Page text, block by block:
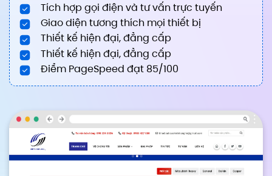
Tích hợp gọi điện và tư vấn trực tuyến
Giao diện tương thích mọi thiết bị
Thiết kế hiện đại, đẳng cấp
Thiết kế hiện đại, đẳng cấp
Điểm PageSpeed đạt 85/100